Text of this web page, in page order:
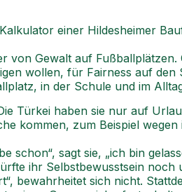
einer Hildesheimer
von Gewalt auf
wollen, für Fairness auf
in der Schule und im
Türkei haben sie nur auf
kommen, zum Beispiel
sagt sie, „ich bin
ihr Selbstbewusstsein noch
bewahrheitet sich nicht.